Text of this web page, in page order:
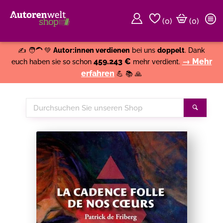
(0)
(0)
✍️ 🧑‍🦱 💚 Autor:innen verdienen bei uns doppelt. Dank
euch haben sie so schon 459.243 € mehr verdient. → Mehr
erfahren 💪 📚 🙏
Durchsuchen
Sie